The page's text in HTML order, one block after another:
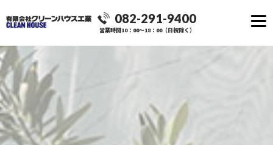
082-291-9400
営業時間10：00～18：00（日祝除く）